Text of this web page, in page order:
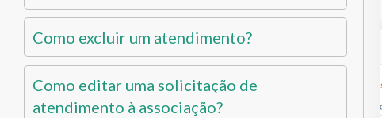
Como excluir um atendimento?
Como editar uma solicitação de
atendimento à associação?